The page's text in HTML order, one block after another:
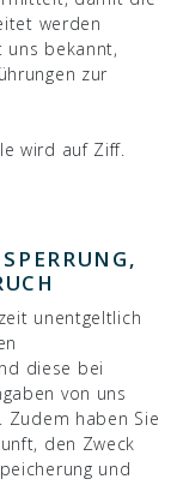
werden
uns bekannt,
zur
wird auf Ziff.
unentgeltlich
diese bei
von uns
Zudem haben Sie
den Zweck
und